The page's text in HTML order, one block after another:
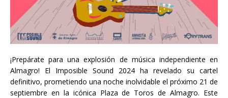
¡Prepárate para una explosión de música independiente en
Almagro! El Imposible Sound 2024 ha revelado su cartel
definitivo, prometiendo una noche inolvidable el próximo 21 de
septiembre en la icónica Plaza de Toros de Almagro. Este